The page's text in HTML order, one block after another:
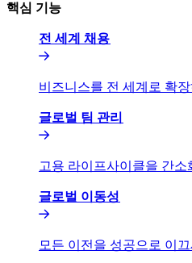
핵심 기능​​
전 세계 채용​​
비즈니스를 전 세계로 확
글로벌 팀 관리​​
고용 라이프사이클을 간소
글로벌 이동성​​
모든 이전을 성공으로 이